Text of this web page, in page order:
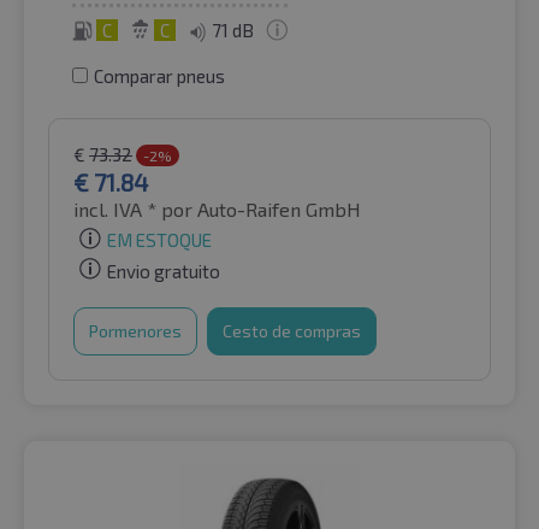
C C 71 dB
Comparar pneus
€ 73.32 -2%
€ 71.84
incl. IVA * por Auto-Raifen GmbH
EM ESTOQUE
Envio gratuito
Pormenores Cesto de compras